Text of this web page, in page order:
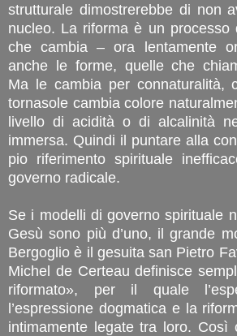
strutturale dimostrerebbe di non
nucleo. La riforma è un processo
che cambia – ora lentamente
anche le forme, quelle che
Ma le cambia per connaturalità,
tornasole cambia colore
livello di acidità o di alcalinità
immersa. Quindi il puntare alla
pio riferimento spirituale
governo radicale.
Se i modelli di governo spirituale
Gesù sono più d’uno, il grande
Bergoglio è il gesuita san Pietro
Michel de Certeau definisce
riformato», per il quale
l’espressione dogmatica e la
intimamente legate tra loro. Così